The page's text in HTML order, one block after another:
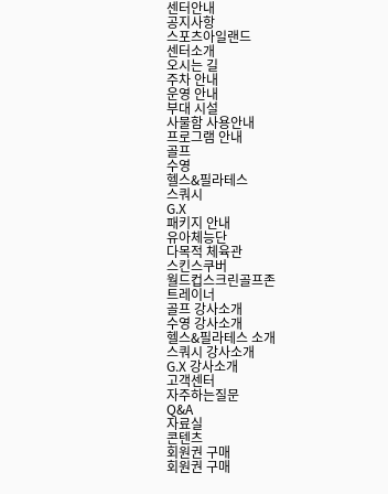
센터안내
공지사항
스포츠아일랜드
센터소개
오시는 길
주차 안내
운영 안내
부대 시설
사물함 사용안내
프로그램 안내
골프
수영
헬스&필라테스
스쿼시
G.X
패키지 안내
유아체능단
다목적 체육관
스킨스쿠버
월드컵스크린골프존
트레이너
골프 강사소개
수영 강사소개
헬스&필라테스 소개
스쿼시 강사소개
G.X 강사소개
고객센터
자주하는질문
Q&A
자료실
콘텐츠
회원권 구매
회원권 구매